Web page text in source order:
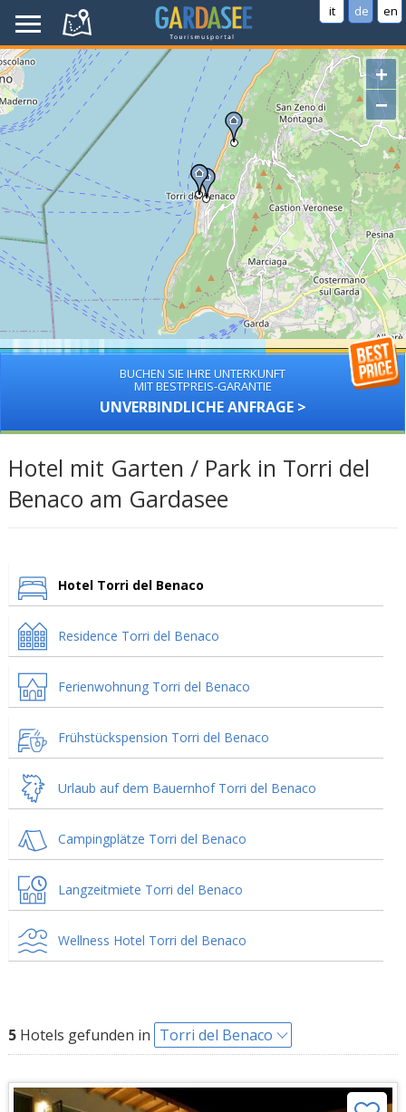
it de en
+
−
BUCHEN SIE IHRE UNTERKUNFT
MIT BESTPREIS-GARANTIE
UNVERBINDLICHE ANFRAGE >
Hotel mit Garten / Park in Torri del
Benaco am Gardasee
Hotel Torri del Benaco
Residence Torri del Benaco
Ferienwohnung Torri del Benaco
Frühstückspension Torri del Benaco
Urlaub auf dem Bauernhof Torri del Benaco
Campingplätze Torri del Benaco
Langzeitmiete Torri del Benaco
Wellness Hotel Torri del Benaco
5Hotels gefunden in Torri del Benaco